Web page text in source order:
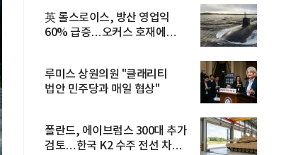
英 롤스로이스, 방산 영업익
60% 급증…오커스 호재에
루미스 상원의원 "클래리티
법안 민주당과 매일 협상"
폴란드, 에이브럼스 300대 추가
검토…한국 K2 수주 전선 차질